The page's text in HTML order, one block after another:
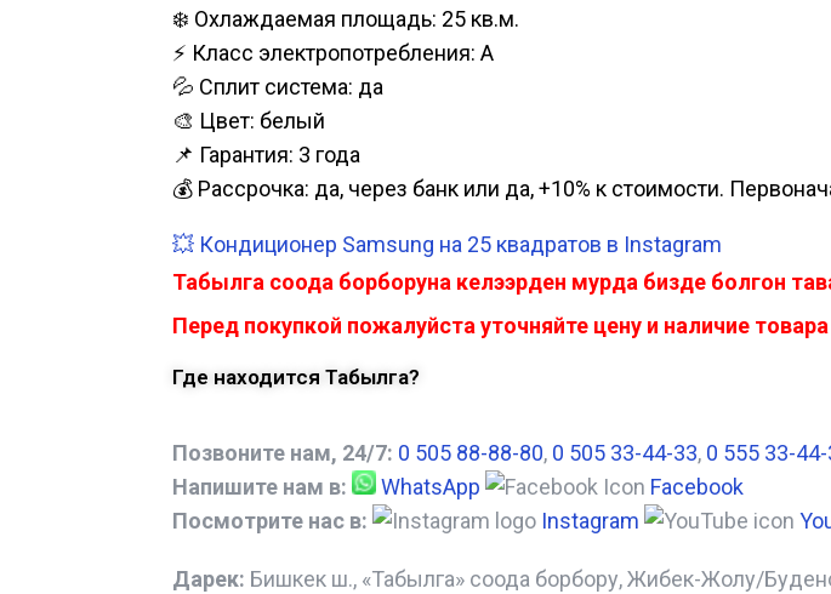
❄️ Охлаждаемая площадь: 25 кв.м.
⚡ Класс электропотребления: А
💦 Сплит система: да
🎨 Цвет: белый
📌 Гарантия: 3 года
💰 Рассрочка: да, через банк или да, +10% к стоимости.
💥 Кондиционер Samsung на 25 квадратов в Instagram
Табылга соода борборуна келээрден мурда бизде болгон
Перед покупкой пожалуйста уточняйте цену и наличие
Где находится Табылга?
Позвоните нам, 24/7: 0 505 88-88-80, 0 505 33-44-33, 0 555 33-
Напишите нам в:
WhatsApp
Facebook
Посмотрите нас в:
Instagram
Дарек: Бишкек ш., «Табылга» соода борбору, Жибек-Жолу/